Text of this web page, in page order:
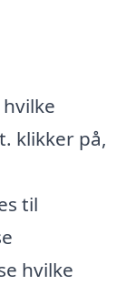
klikker på,
til
hvilke